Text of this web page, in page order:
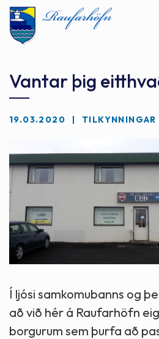
Leita
Vantar þig
19.03.2020 TILKYNNINGAR
Í ljósi samkomubanns og
að við hér á Raufarhöfn
borgurum sem þurfa að